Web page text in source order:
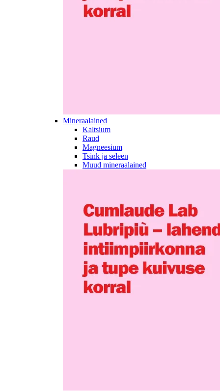
Mineraalained
Kaltsium
Raud
Magneesium
Tsink ja seleen
Muud mineraalained